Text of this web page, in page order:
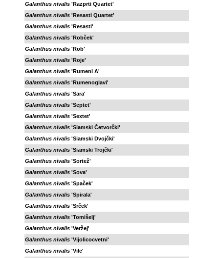
Galanthus nivalis 'Razprti Quartet'
Galanthus nivalis 'Resasti Quartet'
Galanthus nivalis 'Resasti'
Galanthus nivalis 'Robček'
Galanthus nivalis 'Rob'
Galanthus nivalis 'Roje'
Galanthus nivalis 'Rumeni A'
Galanthus nivalis 'Rumenoglavi'
Galanthus nivalis 'Sara'
Galanthus nivalis 'Septet'
Galanthus nivalis 'Sextet'
Galanthus nivalis 'Siamski Četvorčki'
Galanthus nivalis 'Siamski Dvojčki'
Galanthus nivalis 'Siamski Trojčki'
Galanthus nivalis 'Sortež'
Galanthus nivalis 'Sova'
Galanthus nivalis 'Spaček'
Galanthus nivalis 'Spirala'
Galanthus nivalis 'Srček'
Galanthus nivalis 'Tomišelj'
Galanthus nivalis 'Veržej'
Galanthus nivalis 'Vijolicocvetni'
Galanthus nivalis 'Vile'